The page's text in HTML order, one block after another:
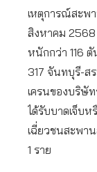
เหตุการณ์สะพ
สิงหาคม
หนักกว่า 116
317 จันทบุรี-ส
เครนของบริษัท
ได้รับบาดเจ็บห
เฉี่ยวชนสะพา
1 ราย